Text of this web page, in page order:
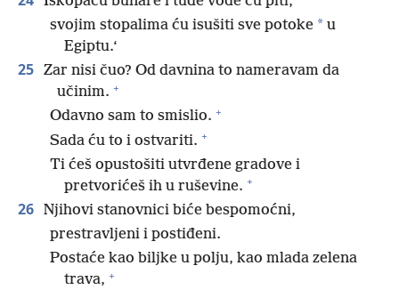
svojim stopalima ću isušiti sve potoke * u
Egiptu.‘
25 Zar nisi čuo? Od davnina to nameravam da
učinim. +
Odavno sam to smislio. +
Sada ću to i ostvariti. +
Ti ćeš opustošiti utvrđene gradove i
pretvorićeš ih u ruševine. +
26 Njihovi stanovnici biće bespomoćni,
prestravljeni i postiđeni.
Postaće kao biljke u polju, kao mlada zelena
trava, +